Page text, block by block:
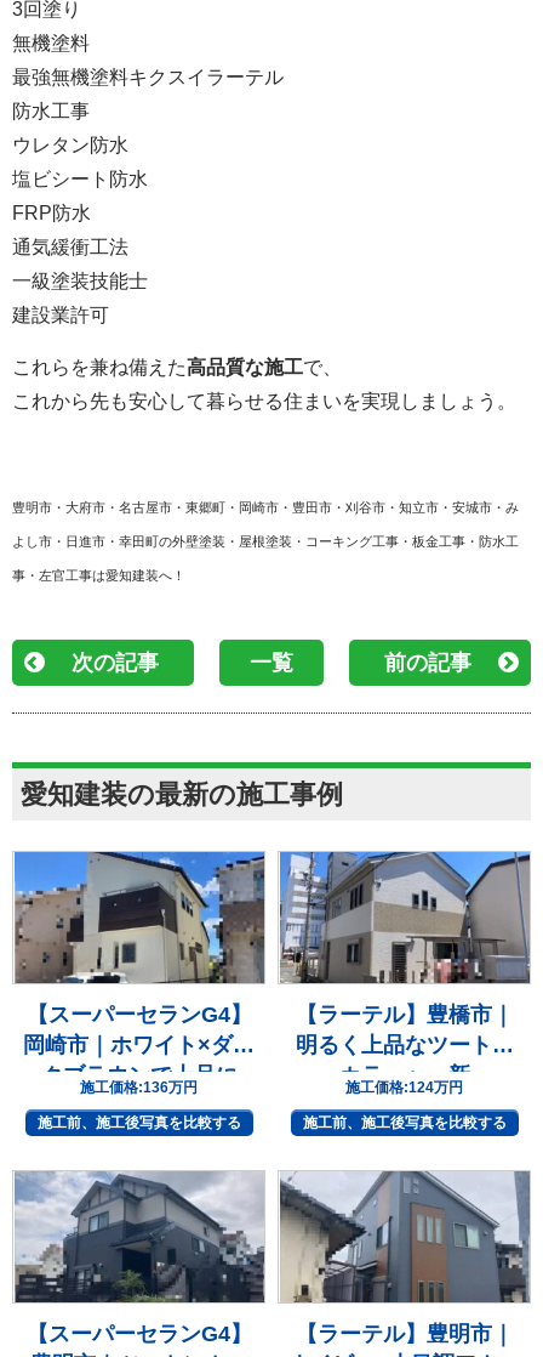
3回塗り
無機塗料
最強無機塗料キクスイラーテル
防水工事
ウレタン防水
塩ビシート防水
FRP防水
通気緩衝工法
一級塗装技能士
建設業許可
これらを兼ね備えた高品質な施工で、
これから先も安心して暮らせる住まいを実現しましょう。
豊明市・大府市・名古屋市・東郷町・岡崎市・豊田市・刈谷市・知立市・安城市・み
よし市・日進市・幸田町の外壁塗装・屋根塗装・コーキング工事・板金工事・防水工
事・左官工事は愛知建装へ！
次の記事 一覧 前の記事
愛知建装の最新の施工事例
【スーパーセランG4】
岡崎市｜ホワイト×ダー
クブラウンで上品に
施工価格:136万円
施工前、施工後写真を比較する
【ラーテル】豊橋市｜
明るく上品なツートン
カラーへ一新
施工価格:124万円
施工前、施工後写真を比較する
【スーパーセランG4】
【ラーテル】豊明市｜